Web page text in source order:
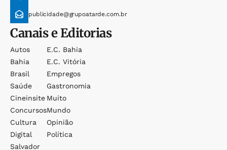
publicidade@grupoatarde.com.br
Canais e Editorias
Autos
Bahia
Brasil
Saúde
Cineinsite
Concursos
Cultura
Digital
Salvador
E.c. Bahia
E.c. Vitória
Empregos
Gastronomia
Muito
Mundo
Opinião
Política